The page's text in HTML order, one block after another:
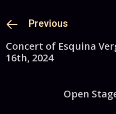
Previous
Concert of Esquina
16th, 2024
Open